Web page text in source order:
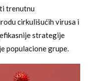
trenutnu
cirkulišućih virusa i
strategije
populacione grupe.